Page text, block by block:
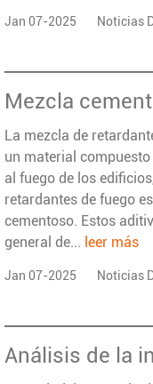
Jan 07-2025 Noticias
La mezcla de
un material
al fuego de los
retardantes de fuego
cementoso. Estos
general de... leer más
Jan 07-2025 Noticias